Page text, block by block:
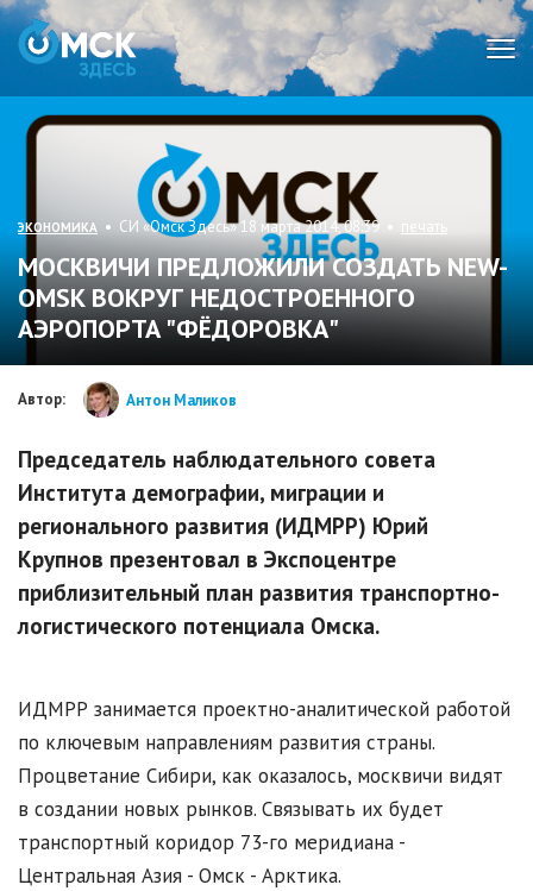
ЭКОНОМИКА • СИ «Омск Здесь» 18 марта 2014, 08:39 • печать
МОСКВИЧИ ПРЕДЛОЖИЛИ СОЗДАТЬ NEW-
OMSK ВОКРУГ НЕДОСТРОЕННОГО
АЭРОПОРТА "ФЁДОРОВКА"
Автор: Антон Маликов
Председатель наблюдательного совета
Института демографии, миграции и
регионального развития (ИДМРР) Юрий
Крупнов презентовал в Экспоцентре
приблизительный план развития транспортно-
логистического потенциала Омска.
ИДМРР занимается проектно-аналитической работой
по ключевым направлениям развития страны.
Процветание Сибири, как оказалось, москвичи видят
в создании новых рынков. Связывать их будет
транспортный коридор 73-го меридиана -
Центральная Азия - Омск - Арктика.